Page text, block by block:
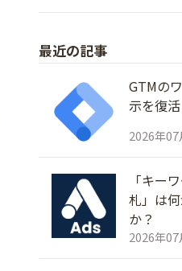
最近の記事
GTMの
示を復
2026年07
「キー
札」は
か？
2026年07